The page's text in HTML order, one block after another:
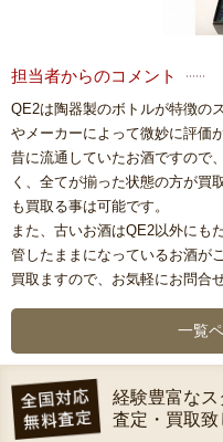
担当者からのコメント
QE2は陶器製のボトルが特徴の
やメーカーによって微妙に評価
昔に流通していたお酒ですので
く、全てが揃った状態の方が買
も買取る事は可能です。
また、古いお酒はQE2以外にも
管したままになっているお酒が
買取ますので、お気軽にお問合
一覧
経験豊富なス
査定・買取致